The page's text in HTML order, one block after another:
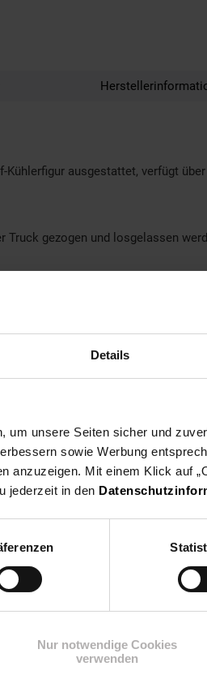
Details
um unsere Seiten sicher und
sowie Werbung
anzuzeigen. Mit einem Klick auf
jederzeit in den
Nur notwendige Cookies
verwenden
ausgestattet, verfügt
gezogen und losgelassen
werden können.
Weinwelt Rezeptwelt